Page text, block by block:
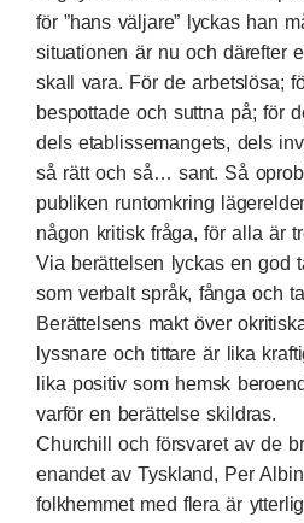
för ”hans väljare” lyckas han
situationen är nu och därefter
skall vara. För de arbetslösa;
bespottade och suttna på; för
dels etablissemangets, dels
så rätt och så… sant. Så
publiken runtomkring
någon kritisk fråga, för alla är
Via berättelsen lyckas en god
som verbalt språk, fånga och
Berättelsens makt över
lyssnare och tittare är lika
lika positiv som hemsk
varför en berättelse skildras.
Churchill och försvaret av de
enandet av Tyskland, Per
folkhemmet med flera är